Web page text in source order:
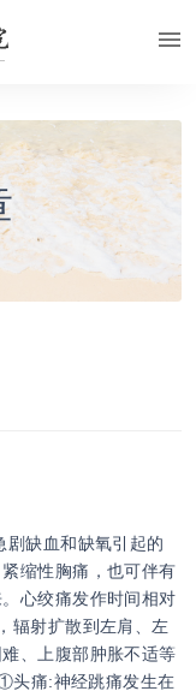
缺血和缺氧引起的
缩性胸痛，也可伴有
心绞痛发作时间相对
辐射扩散到左肩、左
、上腹部肿胀不适等
:神经跳痛发生在